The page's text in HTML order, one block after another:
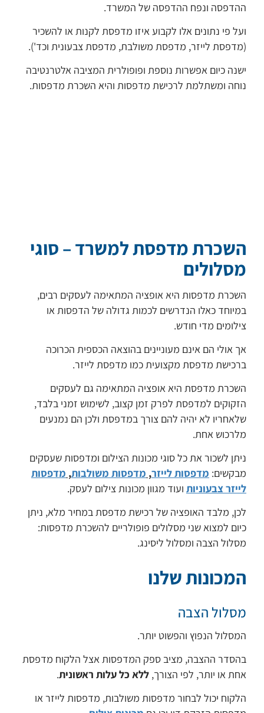
ההדפסה ונפח ההדפסה של המשרד.
ועל פי נתונים אלו לקבוע איזו מדפסת לקנות או להשכיר
(מדפסת לייזר, מדפסת משולבת, מדפסת צבעונית וכד').
ישנה כיום אפשרות נוספת ופופולרית המציבה אלטרנטיבה
נוחה ומשתלמת לרכישת מדפסות והיא השכרת מדפסות.
השכרת מדפסת למשרד – סוגי
מסלולים
השכרת מדפסות היא אופציה המתאימה לעסקים רבים,
במיוחד כאלו הנדרשים לכמות גדולה של הדפסות או
צילומים מדי חודש.
אך אולי הם אינם מעוניינים בהוצאה הכספית הכרוכה
ברכישת מדפסת מקצועית כמו מדפסת לייזר.
השכרת מדפסת היא אופציה המתאימה גם לעסקים
הזקוקים למדפסת לפרק זמן קצוב, לשימוש זמני בלבד,
שלאחריו לא יהיה להם צורך במדפסת ולכן הם נמנעים
מלרכוש אחת.
ניתן לשכור את כל סוגי מכונות הצילום ומדפסות שעסקים
מבקשים: מדפסות לייזר, מדפסות משולבות, מדפסות
לייזר צבעוניות ועוד מגוון מכונות צילום לעסק.
לכן, מלבד האופציה של רכישת מדפסת במחיר מלא, ניתן
כיום למצוא שני מסלולים פופולריים להשכרת מדפסות:
מסלול הצבה ומסלול ליסינג.
המכונות שלנו
מסלול הצבה
המסלול הנפוץ והפשוט יותר.
בהסדר ההצבה, מציב ספק המדפסות אצל הלקוח מדפסת
אחת או יותר, לפי הצורך, ללא כל עלות ראשונית.
הלקוח יכול לבחור מדפסות משולבות, מדפסות לייזר או